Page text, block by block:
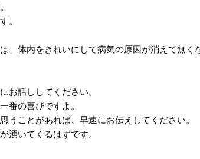
。
、体内をきれいにして病気の原因が消えて無く
お話ししてください。
番の喜びですよ。
うことがあれば、早速にお伝えしてください。
湧いてくるはずです。